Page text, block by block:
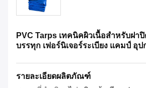
PVC Tarps เทคนิคผิวเนื้อสําหรับฝา
บรรทุก เฟอร์นิเจอร์ระเบียง แคมป์ อุ
รายละเอียดผลิตภัณฑ์